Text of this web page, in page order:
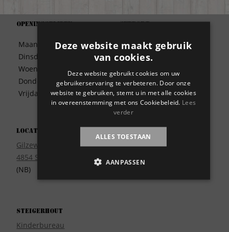
Openingstijden
Maandag
Dinsdag
Woensdag
Donderdag
Vrijdag
09:30 – 17:00
09:30 – 17:00
09:30 – 17:00
09:30 – 17:00
09:30 – 17:00
Locatie
Gilzeweg 17
4854 SE Bavel
(NB)
Betaalwijze
Bezorgen
Contact
Disclaimer
Garantie
Meest gestelde vragen
Wie zijn wij?
Steigerhout
Kinderbureau
Deze website maakt gebruik
van cookies.
Deze website gebruikt cookies om uw
gebruikerservaring te verbeteren. Door onze
website te gebruiken, stemt u in met alle cookies
in overeenstemming met ons Cookiebeleid. Lees
verder
ALLES TOESTAAN
AANPASSEN